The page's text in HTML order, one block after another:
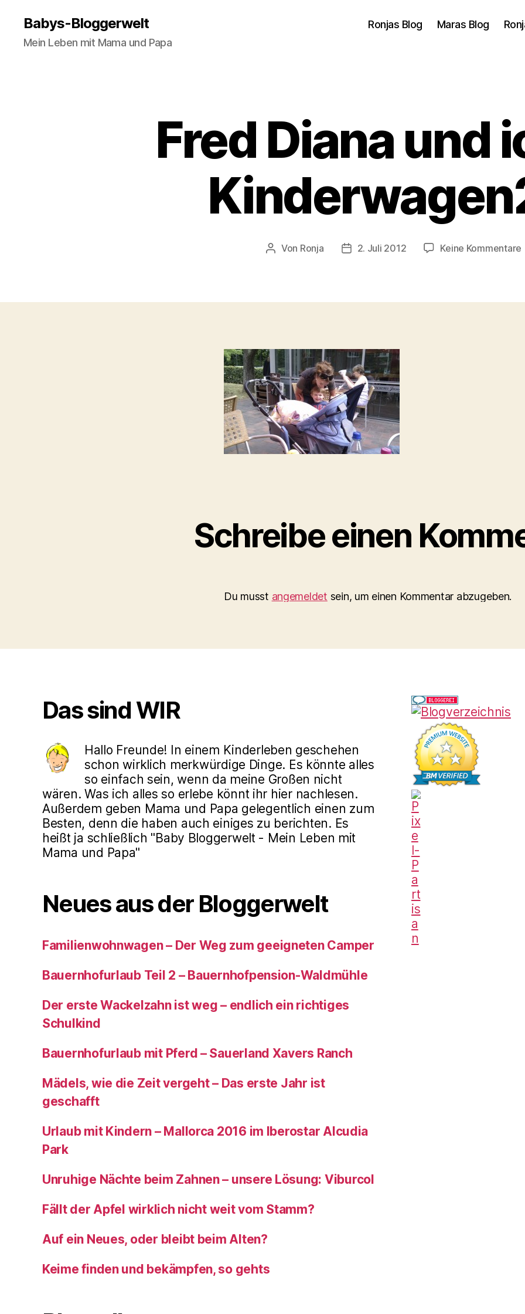
Babys-Bloggerwelt
Mein Leben mit Mama und Papa
Ronjas Blog Maras Blog
Fred Diana und
Beitragsautor
Von Ronja Veröffentlichungsdatum
2. Juli 2012 Keine Kommentare
Schreibe einen
Du musst angemeldet sein, um einen Kommentar abzugeben.
Das sind WIR
Hallo Freunde! In einem Kinderleben geschehen
schon wirklich merkwürdige Dinge. Es könnte alles
so einfach sein, wenn da meine Großen nicht
wären. Was ich alles so erlebe könnt ihr hier nachlesen.
Außerdem geben Mama und Papa gelegentlich einen zum
Besten, denn die haben auch einiges zu berichten. Es
heißt ja schließlich "Baby Bloggerwelt - Mein Leben mit
Mama und Papa"
Neues aus der Bloggerwelt
Familienwohnwagen – Der Weg zum geeigneten Camper
Bauernhofurlaub Teil 2 – Bauernhofpension-Waldmühle
Der erste Wackelzahn ist weg – endlich ein richtiges
Schulkind
Bauernhofurlaub mit Pferd – Sauerland Xavers Ranch
Mädels, wie die Zeit vergeht – Das erste Jahr ist
geschafft
Urlaub mit Kindern – Mallorca 2016 im Iberostar Alcudia
Park
Unruhige Nächte beim Zahnen – unsere Lösung: Viburcol
Fällt der Apfel wirklich nicht weit vom Stamm?
Auf ein Neues, oder bleibt beim Alten?
Keime finden und bekämpfen, so gehts